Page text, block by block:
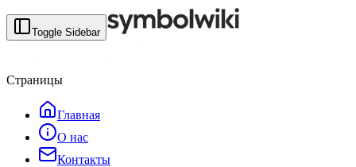
Toggle Sidebar
Страницы
Главная
О нас
Контакты